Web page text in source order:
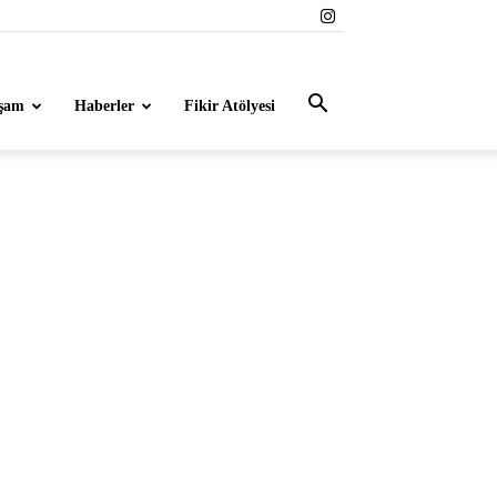
Haberler Fikir Atölyesi